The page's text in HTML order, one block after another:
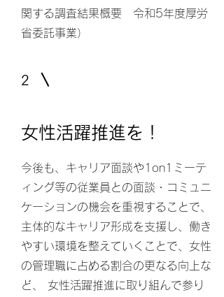
関する調査結果概要 令和5年度厚労
省委託事業）
2
女性活躍推進を！
今後も、キャリア面談や1on1ミーテ
ィング等の従業員との面談・コミュニ
ケーションの機会を重視することで、
主体的なキャリア形成を支援し、働き
やすい環境を整えていくことで、女性
の管理職に占める割合の更なる向上な
ど、 女性活躍推進に取り組んで参り